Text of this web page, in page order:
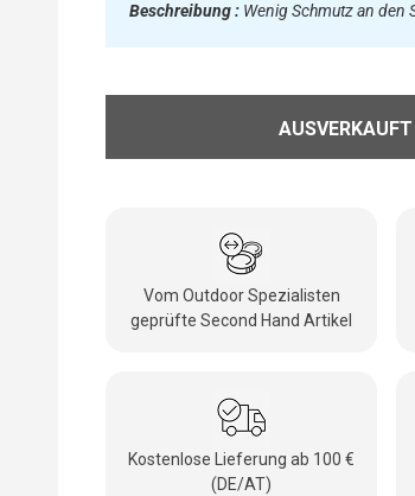
Beschreibung : Wenig Schmutz an den
AUSVERKAUFT
Vom Outdoor Spezialisten
geprüfte Second Hand Artikel
Kostenlose Lieferung ab 100 €
(DE/AT)